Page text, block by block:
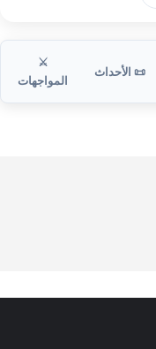
📜 الأحداث
⚔️
المواجهات